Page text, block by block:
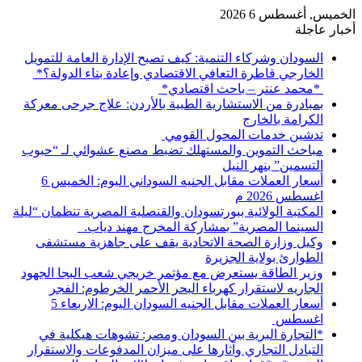
الخميس, أغسطس 6 2026
أخبار عاجلة
السودان وشركاء التنمية: كيف تصبح الإدارة العامة للتمويل
الخارجي قاطرة التعافي الاقتصادي وإعادة بناء الدولة؟*
*محمد عنتر – باحث اقتصادي*
بمبادرة من الاستشارية الطبية بالأردن: علاج جرحى معركة
الكرامة بالخارج
تدشين خدمات المحول القومي
مباحث التموين والمستهلك تضبط مصنع عشوائي لـ “حبوب
التسمين” بنهر النيل
أسعار العملات مقابل الجنيه السوداني اليوم: الخميس 6
اغسطس 2026 م
المكتبة الولائية ببورتسودان والقنصلية المصرية تنظمان “ليلة
السينما المصرية” بمشاركة المخرج مهند دياب. ​
وكيل وزارة الصحة الاتحادية يقف على جاهزية مستشفى
الطوارئ بولاية الجزيرة
وزير الطاقة يستعرض مع مؤتمر خريجي شعب البجا الجهود
الجاريه لاستقرار كهرباء البحر الأحمر الخرطوم: الفجر
أسعار العملات مقابل الجنيه السودان اليوم: الاربعاء 5
اغسطس
*التجارة البرية بين السودان ومصر: تشوهات هيكلية في
التبادل التجاري وآثارها على ميزان المدفوعات والاستقرار